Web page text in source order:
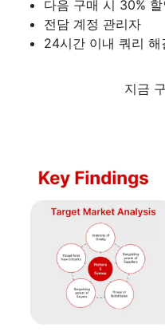
다음 구매 시 30% 할
전담 계정 관리자
24시간 이내 쿼리 해
지금